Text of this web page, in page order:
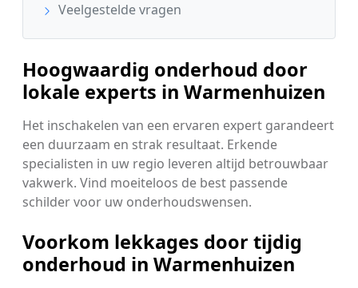
Veelgestelde vragen
Hoogwaardig onderhoud door
lokale experts in Warmenhuizen
Het inschakelen van een ervaren expert garandeert
een duurzaam en strak resultaat. Erkende
specialisten in uw regio leveren altijd betrouwbaar
vakwerk. Vind moeiteloos de best passende
schilder voor uw onderhoudswensen.
Voorkom lekkages door tijdig
onderhoud in Warmenhuizen